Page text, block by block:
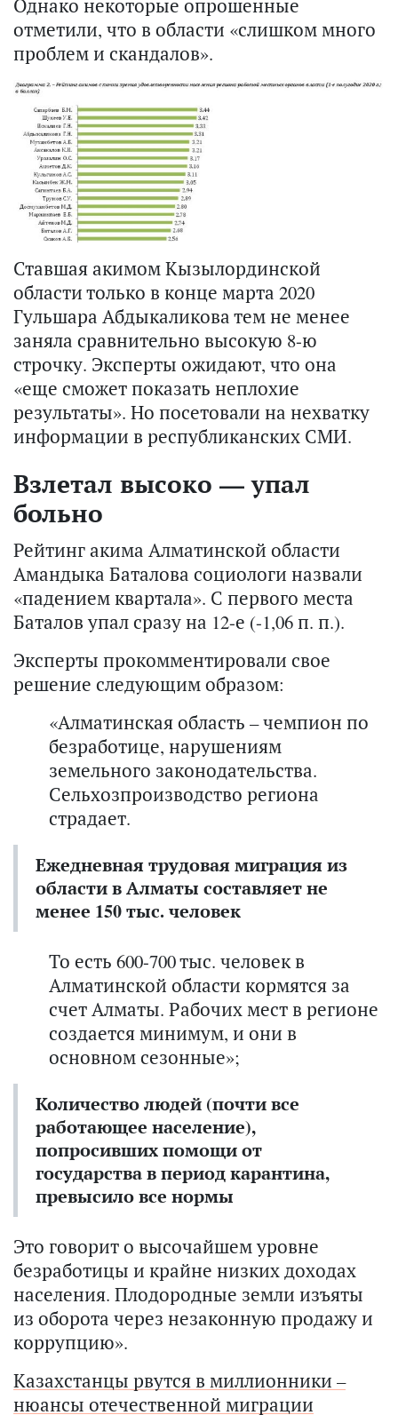
Однако некоторые опрошенные
отметили, что в области «слишком много
проблем и скандалов».
Ставшая акимом Кызылординской
области только в конце марта 2020
Гульшара Абдыкаликова тем не менее
заняла сравнительно высокую 8-ю
строчку. Эксперты ожидают, что она
«еще сможет показать неплохие
результаты». Но посетовали на нехватку
информации в республиканских СМИ.
Взлетал высоко — упал
больно
Рейтинг акима Алматинской области
Амандыка Баталова социологи назвали
«падением квартала». С первого места
Баталов упал сразу на 12-е (-1,06 п. п.).
Эксперты прокомментировали свое
решение следующим образом:
«Алматинская область – чемпион по
безработице, нарушениям
земельного законодательства.
Сельхозпроизводство региона
страдает.
Ежедневная трудовая миграция из
области в Алматы составляет не
менее 150 тыс. человек
То есть 600-700 тыс. человек в
Алматинской области кормятся за
счет Алматы. Рабочих мест в регионе
создается минимум, и они в
основном сезонные»;
Количество людей (почти все
работающее население),
попросивших помощи от
государства в период карантина,
превысило все нормы
Это говорит о высочайшем уровне
безработицы и крайне низких доходах
населения. Плодородные земли изъяты
из оборота через незаконную продажу и
коррупцию».
Казахстанцы рвутся в миллионники –
нюансы отечественной миграции